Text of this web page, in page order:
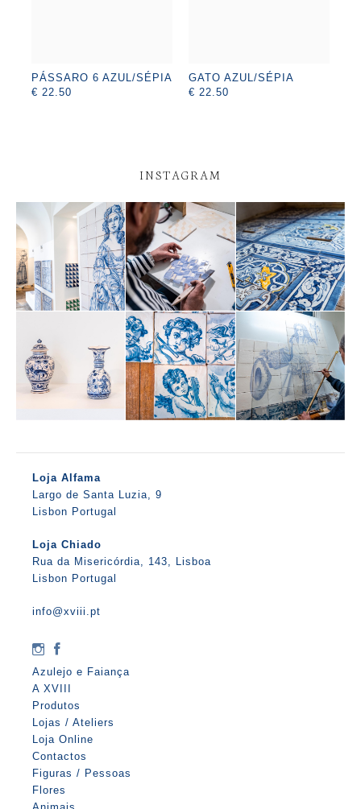
PÁSSARO 6 AZUL/SÉPIA
€ 22.50
GATO AZUL/SÉPIA
€ 22.50
INSTAGRAM
Loja Alfama
Largo de Santa Luzia, 9
Lisbon Portugal
Loja Chiado
Rua da Misericórdia, 143, Lisboa
Lisbon Portugal
info@xviii.pt
Azulejo e Faiança
A XVIII
Produtos
Lojas / Ateliers
Loja Online
Contactos
Figuras / Pessoas
Flores